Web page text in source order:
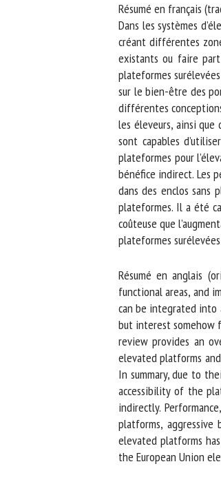
Résumé en français
Dans les systèmes
créant différentes
existants ou faire
plateformes
sur le bien-être des
différentes
les éleveurs, ainsi que
sont capables
plateformes pour
bénéfice indirect. Les
dans des enclos sans
plateformes. Il a été
coûteuse que
plateformes
Résumé en anglais
functional areas, and
can be integrated into
but interest somehow
review provides an
elevated platforms
In summary, due to
accessibility of the
indirectly.
platforms,
elevated platforms
the European Union